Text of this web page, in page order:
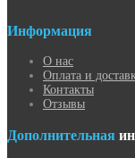
Информация
О нас
Оплата и
Контакты
Отзывы
Дополнительная